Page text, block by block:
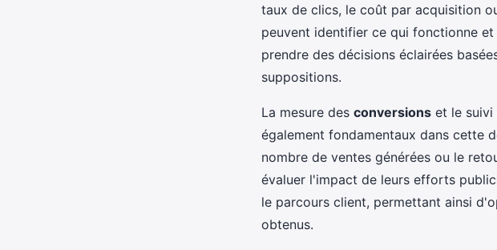
taux de clics, le coût par acquisition
peuvent identifier ce qui fonctionne
prendre des décisions éclairées
suppositions.
La mesure des conversions et le suivi
également fondamentaux dans cette
nombre de ventes générées ou le
évaluer l'impact de leurs efforts
le parcours client, permettant ainsi
obtenus.